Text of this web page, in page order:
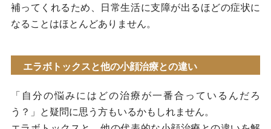
補ってくれるため、日常生活に支障が出るほどの症状に
なることはほとんどありません。
エラボトックスと他の小顔治療との違い
「自分の悩みにはどの治療が一番合っているんだろ
う？」と疑問に思う方もいるかもしれません。